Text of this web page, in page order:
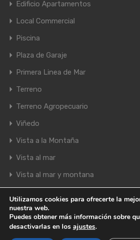
Edificio Apartamentos
Local Commercial
Piscina
Plaza de Garaje
Primera Linea de Mar
Terreno
Terreno Agropecuario
Viñedo
Vista a la Montaña
Vista al mar
Vista al mar y montana
Aviso Legal
Copyright © 2026 | Desarrollado por
Utilizamos cookies para ofrecerte la
nuestra web.
Puedes obtener más información sobre
desactivarlas en los ajustes.